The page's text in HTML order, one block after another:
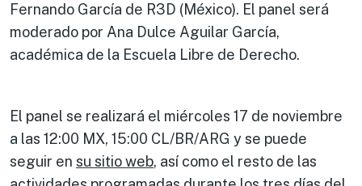
Fernando García de R3D (México). El panel será
moderado por Ana Dulce Aguilar García,
académica de la Escuela Libre de Derecho.
El panel se realizará el miércoles 17 de noviembre
a las 12:00 MX, 15:00 CL/BR/ARG y se puede
seguir en su sitio web, así como el resto de las